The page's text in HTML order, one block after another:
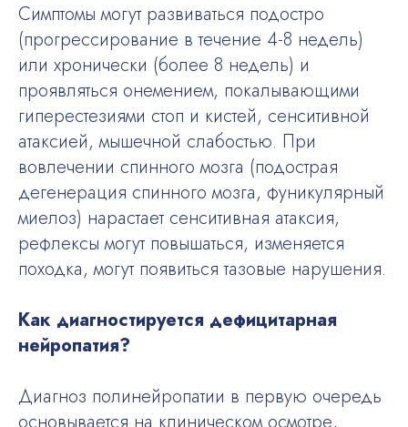
Симптомы могут развиваться подостро
(прогрессирование в течение 4-8 недель)
или хронически (более 8 недель) и
проявляться онемением, покалывающими
гиперестезиями стоп и кистей, сенситивной
атаксией, мышечной слабостью. При
вовлечении спинного мозга (подострая
дегенерация спинного мозга, фуникулярный
миелоз) нарастает сенситивная атаксия,
рефлексы могут повышаться, изменяется
походка, могут появиться тазовые нарушения.
Как диагностируется дефицитарная
нейропатия?
Диагноз полинейропатии в первую очередь